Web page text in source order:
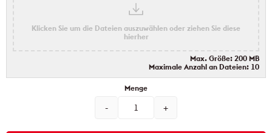
Klicken Sie um die Dateien auszuwählen oder ziehen Sie diese
hierher
Max. Größe: 200 MB
Maximale Anzahl an Dateien: 10